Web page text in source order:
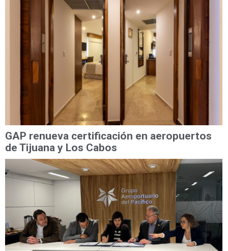
GAP renueva certificación en aeropuertos
de Tijuana y Los Cabos